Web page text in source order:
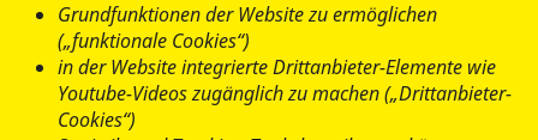
Landesverband Bremen e.V. Bereich
Bildungsangebote
In der Vahr 61-63
28329 Bremen
Grundfunktionen der Website zu ermöglichen
(„funktionale Cookies“)
in der Website integrierte Drittanbieter-Elemente wie
Youtube-Videos zugänglich zu machen („Drittanbieter-
Cookies“)